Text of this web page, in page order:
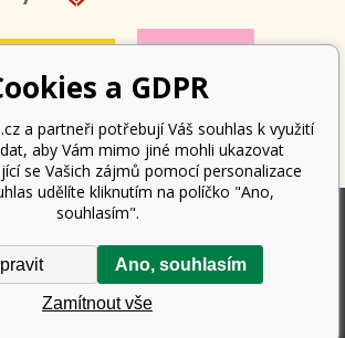
tržeb je prodávající povinen vystavit kupujícímu
povinen zaevidovat přijatou tržbu u správce daně
výpadku pak nejpozději do 48 hodin.
Wines Export s.r.o.
a GDPR
a partneři potřebují Váš souhlas k využití
aby Vám mimo jiné mohli ukazovat
se Vašich zájmů pomocí personalizace
udělíte kliknutím na políčko "Ano,
souhlasím".
Zamítnout vše
Ano, souhlasím